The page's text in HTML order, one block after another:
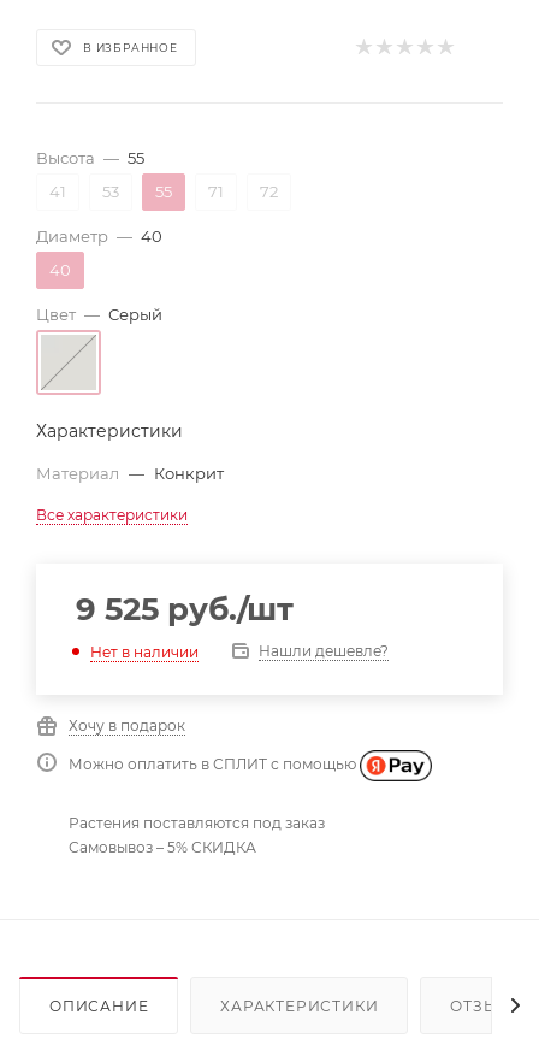
В ИЗБРАННОЕ
Высота — 55
41
53 55 71 72
Диаметр — 40
40
Цвет — Серый
Характеристики
Материал — Конкрит
Все характеристики
9 525 руб./шт
Нет в наличии Нашли дешевле?
Хочу в подарок
Можно оплатить в СПЛИТ с помощью
Растения поставляются под заказ
Самовывоз – 5% СКИДКА
ОПИСАНИЕ ХАРАКТЕРИСТИКИ ОТЗЫВЫ